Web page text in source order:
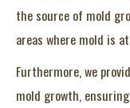
the source of mold
areas where mold is
Furthermore, we
mold growth,